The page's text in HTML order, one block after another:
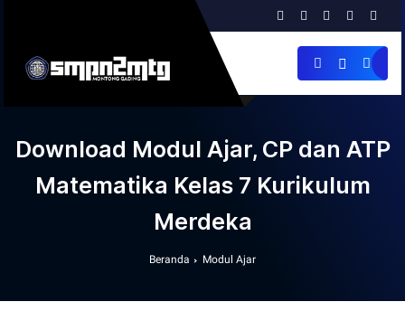
Download Modul Ajar, CP dan ATP
Matematika Kelas 7 Kurikulum
Merdeka
Beranda Modul Ajar